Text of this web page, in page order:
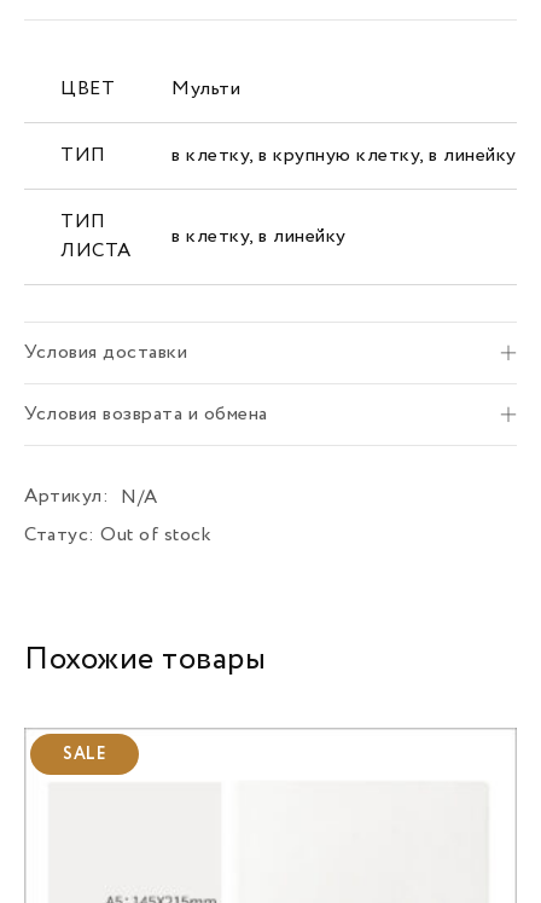
ЦВЕТ Мульти
ТИП в клетку, в крупную клетку, в линейку
ТИП
ЛИСТА
в клетку, в линейку
Условия доставки
Условия возврата и обмена
Артикул:
N/A
Статус: Out of stock
Похожие товары
SALE